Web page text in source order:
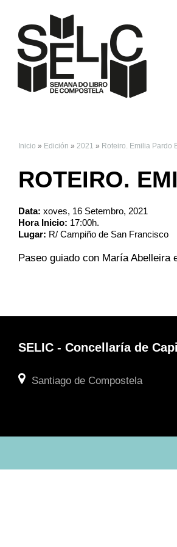
Inicio » Edición » 2021 » Roteiro. Emilia Pardo
ROTEIRO.
Data: xoves, 16 Setembro, 2021
Hora Inicio: 17:00h.
Lugar: R/ Campiño de San Francisco
Paseo guiado con María Abelleira
SELIC - Concellaría de
Santiago de Compostela